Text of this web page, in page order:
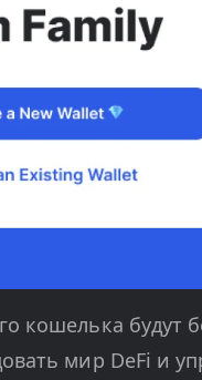
кошелька будут
мир DeFi и